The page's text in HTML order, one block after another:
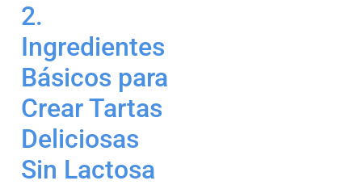
2.
Ingredientes
Básicos para
Crear Tartas
Deliciosas
Sin Lactosa